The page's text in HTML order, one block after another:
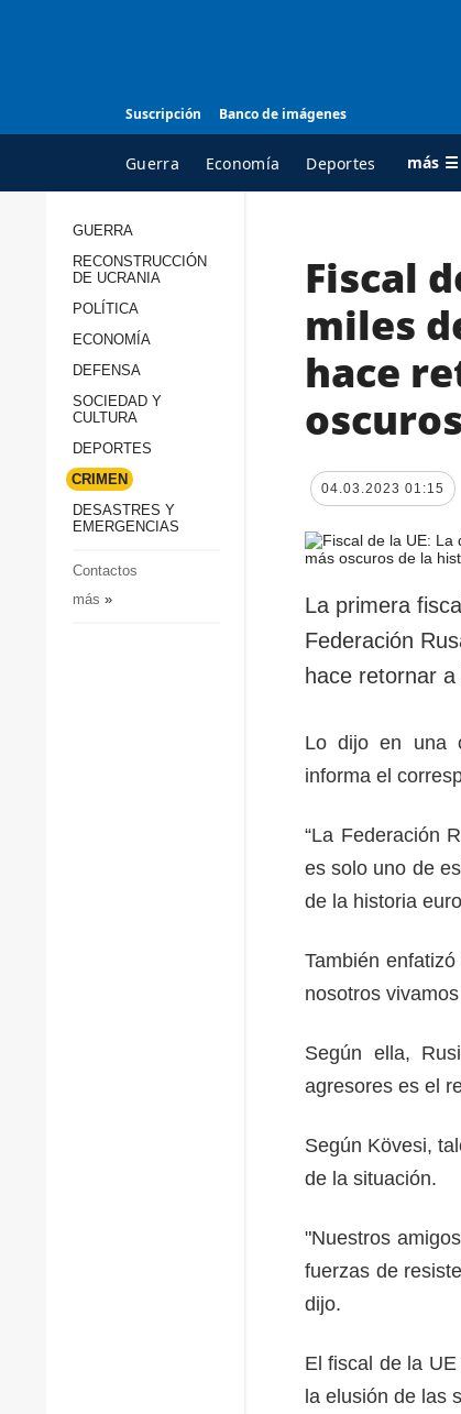
Suscripción Banco de imágenes
Guerra Economía Deportes más ☰
TODAS LAS
Sociedad y Cultura
Desastres y emergencias
GUERRA
RECONSTRUCCIÓN
DE UCRANIA
POLÍTICA
ECONOMÍA
DEFENSA
SOCIEDAD Y
CULTURA
DEPORTES
CRIMEN
DESASTRES Y
EMERGENCIAS
Contactos
más »
Fiscal
miles
hace
04.03.2023 01:15
La primera
Federación
hace retornar
Lo dijo en una
informa el
“La Federación
es solo uno de
de la historia
También
nosotros
Según ella,
agresores es el
Según Kövesi,
de la situación.
"Nuestros
fuerzas de
dijo.
El fiscal de la
la elusión de las